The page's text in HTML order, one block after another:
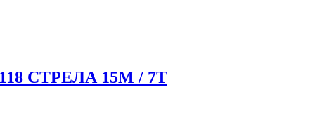
СТРЕЛА 15М / 7Т